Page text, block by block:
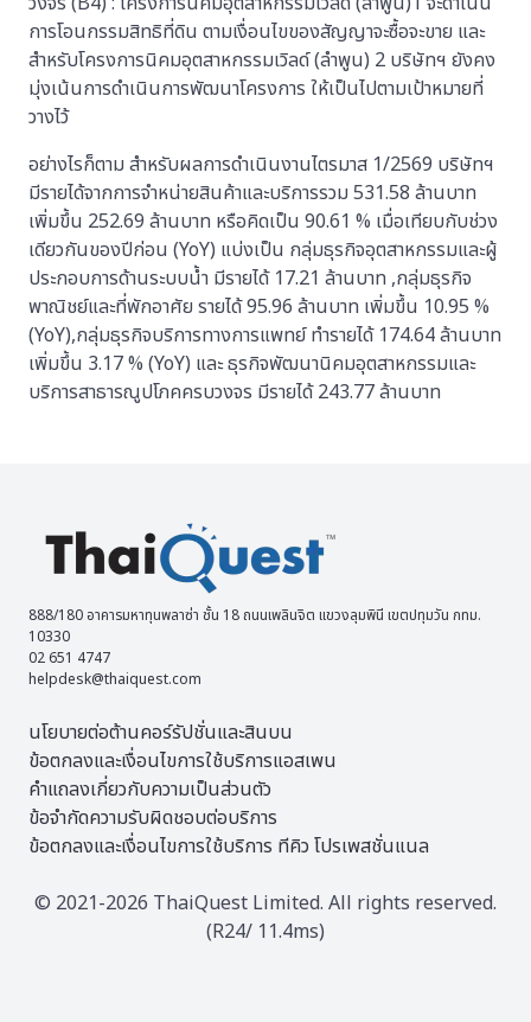
การโอนกรรมสิทธิที่ดิน ตามเงื่อนไขของสัญญาจะซื้อจะขาย และ
สําหรับโครงการนิคมอุตสาหกรรมเวิลด์ (ลําพูน) 2 บริษัทฯ ยังคง
มุ่งเน้นการดําเนินการพัฒนาโครงการ ให้เป็นไปตามเป้าหมายที่
วางไว้
อย่างไรก็ตาม สำหรับผลการดำเนินงานไตรมาส 1/2569 บริษัทฯ
มีรายได้จากการจำหน่ายสินค้าและบริการรวม 531.58 ล้านบาท
เพิ่มขึ้น 252.69 ล้านบาท หรือคิดเป็น 90.61 % เมื่อเทียบกับช่วง
เดียวกันของปีก่อน (YoY) แบ่งเป็น กลุ่มธุรกิจอุตสาหกรรมและผู้
ประกอบการด้านระบบน้ำ มีรายได้ 17.21 ล้านบาท ,กลุ่มธุรกิจ
พาณิชย์และที่พักอาศัย รายได้ 95.96 ล้านบาท เพิ่มขึ้น 10.95 %
(YoY),กลุ่มธุรกิจบริการทางการแพทย์ ทำรายได้ 174.64 ล้านบาท
เพิ่มขึ้น 3.17 % (YoY) และ ธุรกิจพัฒนานิคมอุตสาหกรรมและ
บริการสาธารณูปโภคครบวงจร มีรายได้ 243.77 ล้านบาท
888/180 อาคารมหาทุนพลาซ่า ชั้น 18 ถนนเพลินจิต แขวงลุมพินี เขตปทุมวัน กทม.
10330
02 651 4747
helpdesk@thaiquest.com
นโยบายต่อต้านคอร์รัปชั่นและสินบน
ข้อตกลงและเงื่อนไขการใช้บริการแอสเพน
คำแถลงเกี่ยวกับความเป็นส่วนตัว
ข้อจำกัดความรับผิดชอบต่อบริการ
ข้อตกลงและเงื่อนไขการใช้บริการ ทีคิว โปรเพสชั่นแนล
© 2021-2026 ThaiQuest Limited. All rights reserved.
(R24/ 11.4ms)